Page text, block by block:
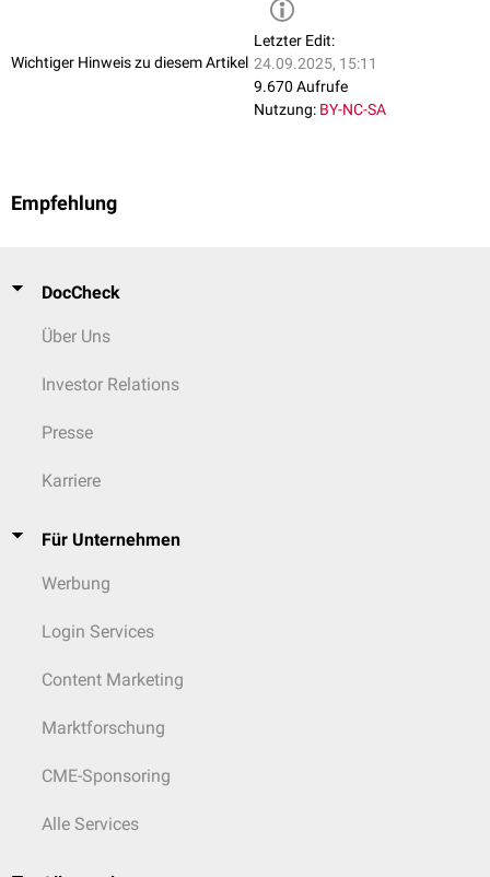
Wichtiger Hinweis zu diesem Artikel
Letzter Edit:
24.09.2025, 15:11
9.670 Aufrufe
Nutzung: BY-NC-SA
Empfehlung
DocCheck
Über Uns
Investor Relations
Presse
Karriere
Für Unternehmen
Werbung
Login Services
Content Marketing
Marktforschung
CME-Sponsoring
Alle Services